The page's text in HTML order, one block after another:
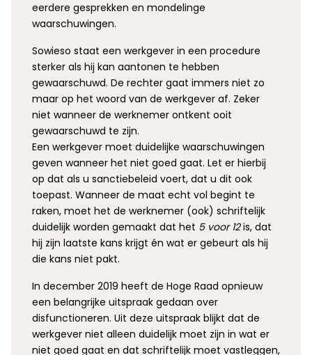
eerdere gesprekken en mondelinge
waarschuwingen.
Sowieso staat een werkgever in een procedure
sterker als hij kan aantonen te hebben
gewaarschuwd. De rechter gaat immers niet zo
maar op het woord van de werkgever af. Zeker
niet wanneer de werknemer ontkent ooit
gewaarschuwd te zijn.
Een werkgever moet duidelijke waarschuwingen
geven wanneer het niet goed gaat. Let er hierbij
op dat als u sanctiebeleid voert, dat u dit ook
toepast. Wanneer de maat echt vol begint te
raken, moet het de werknemer (ook) schriftelijk
duidelijk worden gemaakt dat het 5 voor 12is, dat
hij zijn laatste kans krijgt én wat er gebeurt als hij
die kans niet pakt.
In december 2019 heeft de Hoge Raad opnieuw
een belangrijke uitspraak gedaan over
disfunctioneren. Uit deze uitspraak blijkt dat de
werkgever niet alleen duidelijk moet zijn in wat er
niet goed gaat en dat schriftelijk moet vastleggen,